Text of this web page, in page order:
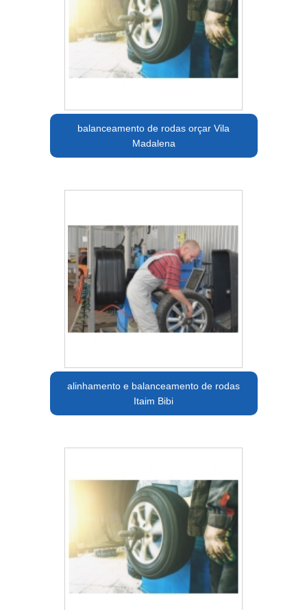
balanceamento de rodas orçar Vila
Madalena
alinhamento e balanceamento de rodas
Itaim Bibi